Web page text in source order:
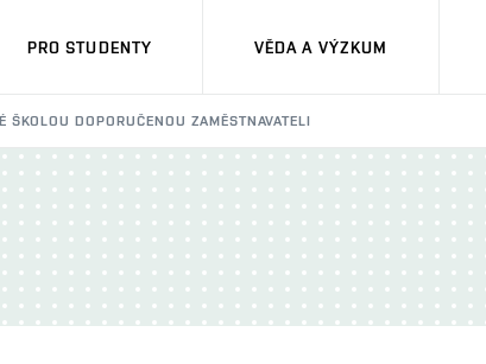
PRO STUDENTY VĚDA A VÝZKUM
ŠKOLOU DOPORUČENOU ZAMĚSTNAVATELI